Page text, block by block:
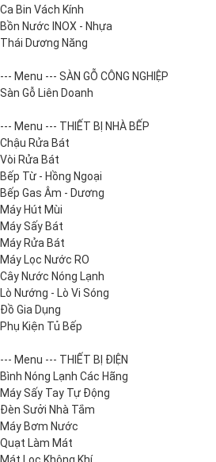
Ca Bin Vách Kính
Bồn Nước INOX - Nhựa
Thái Dương Năng
--- Menu --- SÀN GỖ CÔNG NGHIỆP
Sàn Gỗ Liên Doanh
--- Menu --- THIẾT BỊ NHÀ BẾP
Chậu Rửa Bát
Vòi Rửa Bát
Bếp Từ - Hồng Ngoại
Bếp Gas Âm - Dương
Máy Hút Mùi
Máy Sấy Bát
Máy Rửa Bát
Máy Lọc Nước RO
Cây Nước Nóng Lạnh
Lò Nướng - Lò Vi Sóng
Đồ Gia Dụng
Phụ Kiện Tủ Bếp
--- Menu --- THIẾT BỊ ĐIỆN
Bình Nóng Lạnh Các Hãng
Máy Sấy Tay Tự Động
Đèn Sưởi Nhà Tắm
Máy Bơm Nước
Quạt Làm Mát